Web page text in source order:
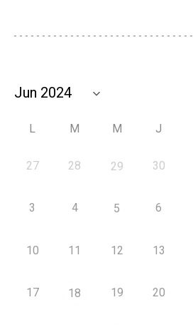
L M M J
27 28 29 30
3 4 5 6
10 11 12 13
17 18 19 20